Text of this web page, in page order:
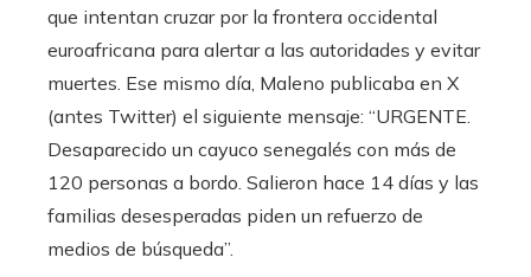
que intentan cruzar por la frontera occidental
euroafricana para alertar a las autoridades y evitar
muertes. Ese mismo día, Maleno publicaba en X
(antes Twitter) el siguiente mensaje: “URGENTE.
Desaparecido un cayuco senegalés con más de
120 personas a bordo. Salieron hace 14 días y las
familias desesperadas piden un refuerzo de
medios de búsqueda”.